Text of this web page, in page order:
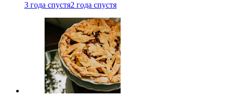
3 года спустя2 года спустя